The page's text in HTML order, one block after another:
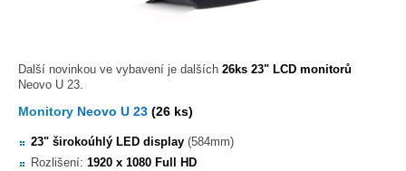
Další novinkou ve vybavení je dalších 26ks 23" LCD monitorů
Neovo U 23.
Monitory Neovo U 23 (26 ks)
23" širokoúhlý LED display (584mm)
Rozlišení:1920 x 1080 Full HD